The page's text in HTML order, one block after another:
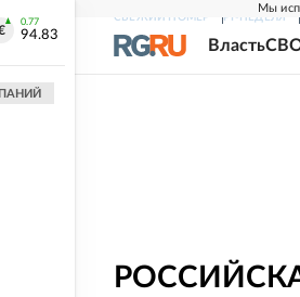
Мы
СВЕЖИЙ НОМЕР РГ-НЕДЕЛЯ
Власть
0.77
94.83